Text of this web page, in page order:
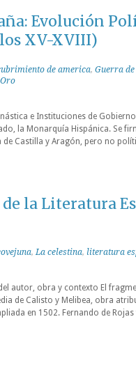
Evolución
XV-XVIII)
de america, Guerra
e Instituciones de
la Monarquía Hispánica. Se
de Castilla y Aragón, pero no
de la Literatura
,La celestina, literatura
autor, obra y contexto El
de Calisto y Melibea, obra
en 1502. Fernando de